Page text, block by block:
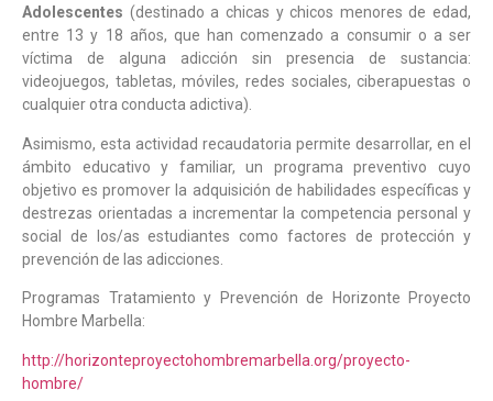
Adolescentes (destinado a chicas y chicos menores de edad,
entre 13 y 18 años, que han comenzado a consumir o a ser
víctima de alguna adicción sin presencia de sustancia:
videojuegos, tabletas, móviles, redes sociales, ciberapuestas o
cualquier otra conducta adictiva).
Asimismo, esta actividad recaudatoria permite desarrollar, en el
ámbito educativo y familiar, un programa preventivo cuyo
objetivo es promover la adquisición de habilidades específicas y
destrezas orientadas a incrementar la competencia personal y
social de los/as estudiantes como factores de protección y
prevención de las adicciones.
Programas Tratamiento y Prevención de Horizonte Proyecto
Hombre Marbella:
http://horizonteproyectohombremarbella.org/proyecto-
hombre/